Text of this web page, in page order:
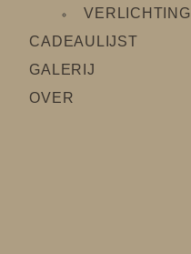
VERLICHTING
CADEAULIJST
GALERIJ
OVER